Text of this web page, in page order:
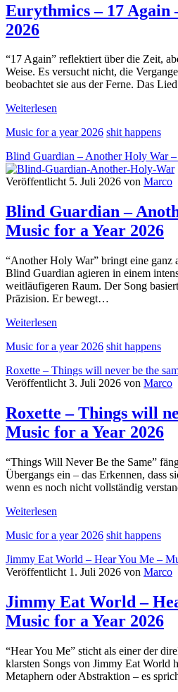
time
–
a
Year
2026
Eurythmics – 17 Again
2026
“17 Again” reflektiert über die Zeit,
Weise. Es versucht nicht, die
beobachtet sie aus der Ferne. Das
Weiterlesen
17
–
Music
for
Year
2026
Music for a year 2026 shit happens
Blind Guardian – Another Holy War
Veröffentlicht 5. Juli 2026 von Marco
Blind Guardian –
Music for a Year 2026
“Another Holy War” bringt eine ganz
Blind Guardian agieren in einem
weitläufigeren Raum. Der Song
Präzision. Er bewegt…
Weiterlesen
–
Holy
War
Music
for
a
2026
Music for a year 2026 shit happens
Roxette – Things will never be the
Veröffentlicht 3. Juli 2026 von Marco
Roxette – Things will
Music for a Year 2026
“Things Will Never Be the Same”
Übergangs ein – das Erkennen, dass
wenn es noch nicht vollständig
Weiterlesen
Things
never
be
same
–
Music
a
Year
2026
Music for a year 2026 shit happens
Jimmy Eat World – Hear You Me –
Veröffentlicht 1. Juli 2026 von Marco
Jimmy Eat World –
Music for a Year 2026
“Hear You Me” sticht als einer der
klarsten Songs von Jimmy Eat World
Metaphern oder Abstraktion – es